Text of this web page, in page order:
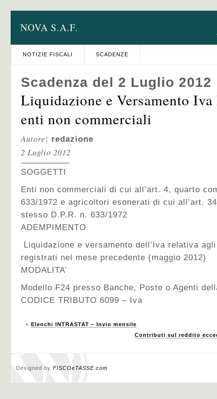
NOVA S.A.F.
NOTIZIE FISCALI SCADENZE
Scadenza del 2 Luglio 2012
Liquidazione e Versamento
enti non commerciali
Autore: redazione
2 Luglio 2012
SOGGETTI
Enti non commerciali di cui all’art. 4, quarto
633/1972 e agricoltori esonerati di cui all’art.
stesso D.P.R. n. 633/1972
ADEMPIMENTO
Liquidazione e versamento dell’Iva relativa
registrati nel mese precedente (maggio 2012)
MODALITA’
Modello F24 presso Banche, Poste o Agenti
CODICE TRIBUTO 6099 – Iva
« Elenchi INTRASTAT – Invio mensile
Contributi sul reddito
Designed by FISCOeTASSE.com